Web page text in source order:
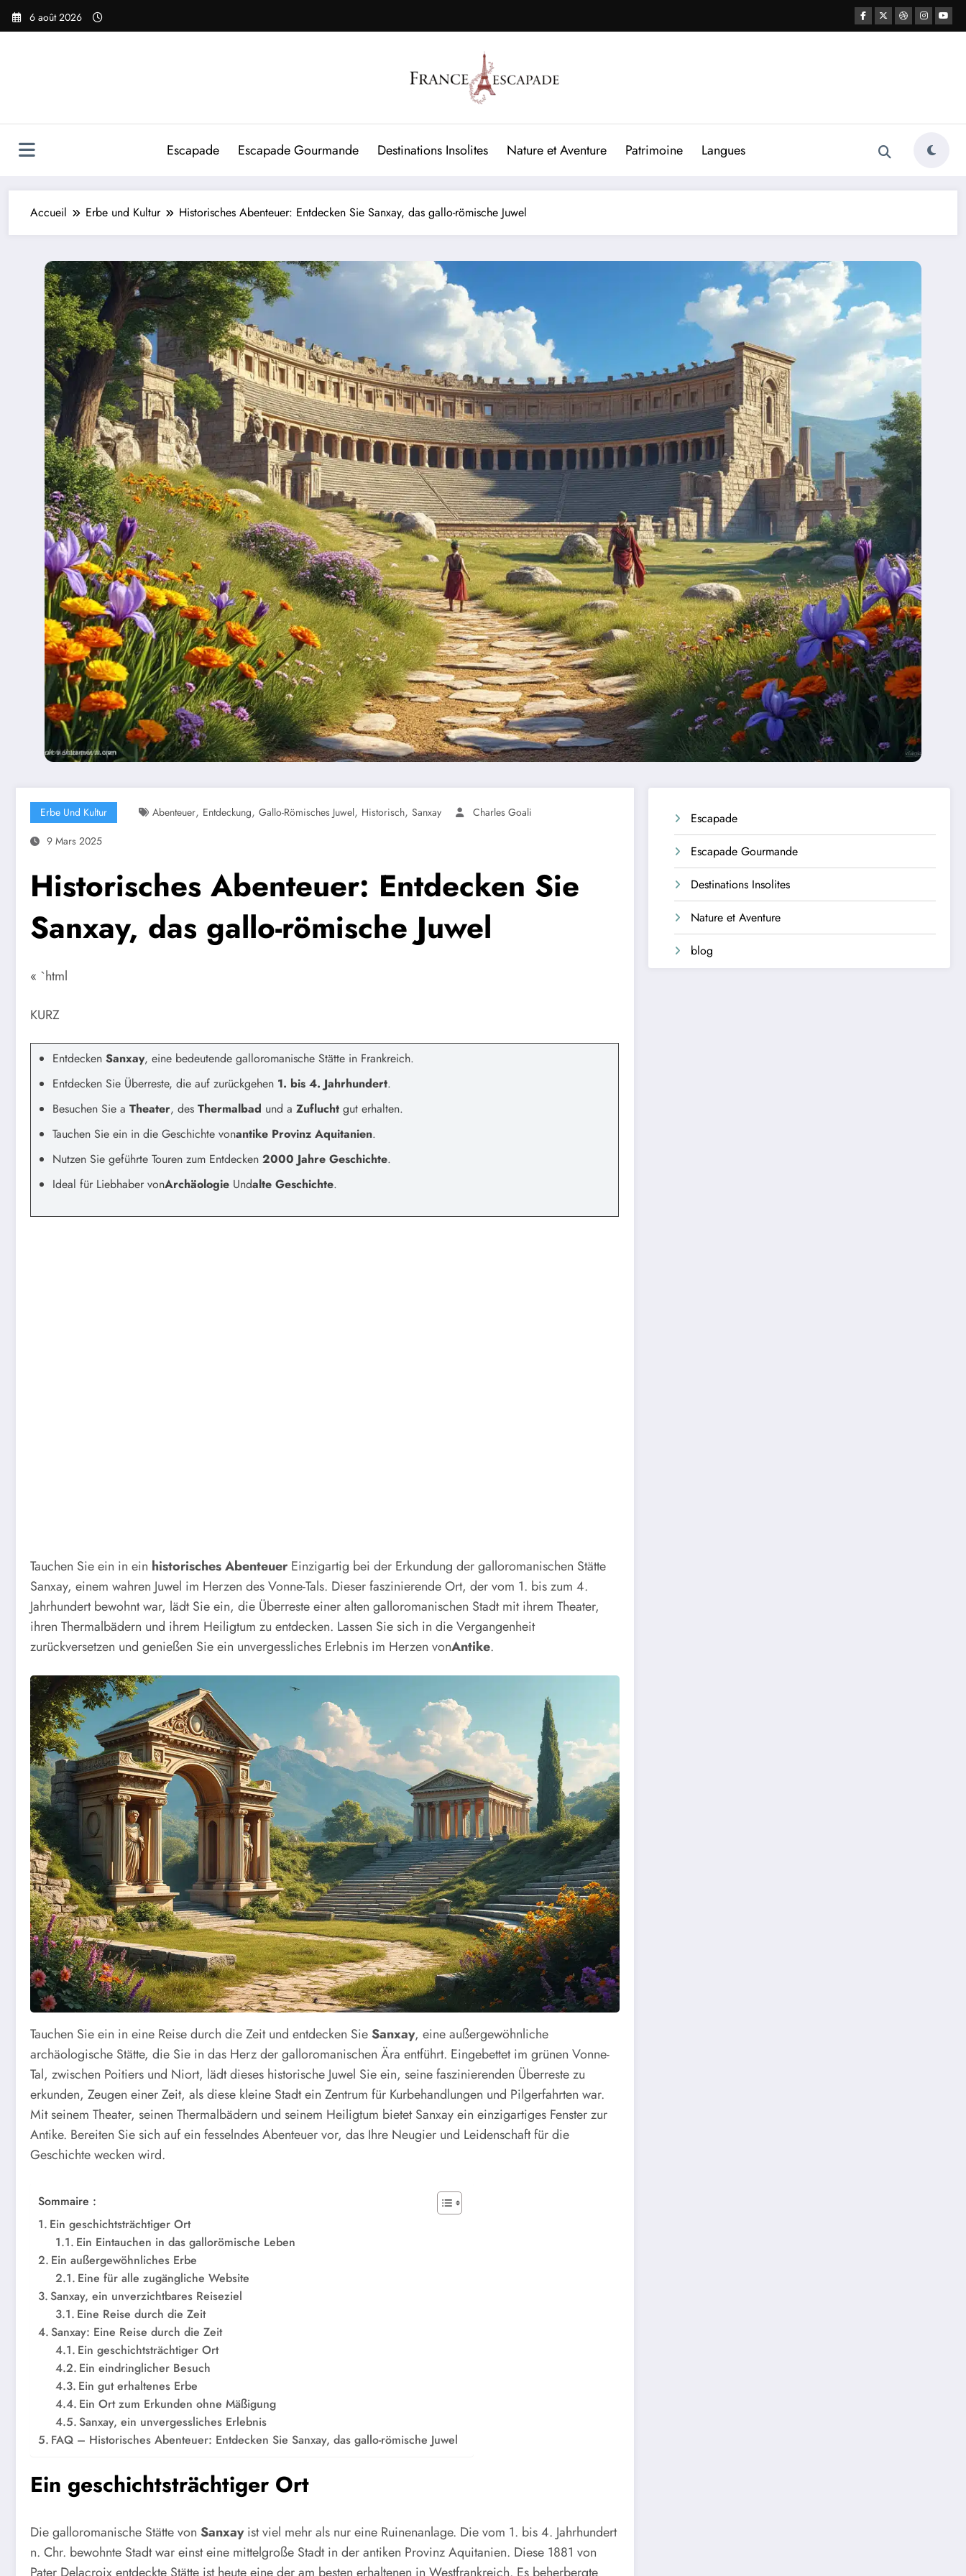
Aller
6 août 2026
Escapade Escapade Gourmande Destinations Insolites Nature et Aventure Patrimoine Langues
Accueil Erbe und Kultur Historisches Abenteuer: Entdecken Sie Sanxay, das gallo-römische Juwel
Erbe Und Kultur Abenteuer, Entdeckung, Gallo-Römisches Juwel, Historisch, Sanxay
Charles Goali
9 Mars 2025
Historisches Abenteuer: Entdecken Sie
Sanxay, das gallo-römische Juwel
« `html
KURZ
Entdecken Sanxay, eine bedeutende galloromanische Stätte in Frankreich.
Entdecken Sie Überreste, die auf zurückgehen 1. bis 4. Jahrhundert.
Besuchen Sie a Theater, des Thermalbad und a Zuflucht gut erhalten.
Tauchen Sie ein in die Geschichte vonantike Provinz Aquitanien.
Nutzen Sie geführte Touren zum Entdecken 2000 Jahre Geschichte.
Ideal für Liebhaber vonArchäologie Undalte Geschichte.
Tauchen Sie ein in ein historisches Abenteuer Einzigartig bei der Erkundung der galloromanischen Stätte
Sanxay, einem wahren Juwel im Herzen des Vonne-Tals. Dieser faszinierende Ort, der vom 1. bis zum 4.
Jahrhundert bewohnt war, lädt Sie ein, die Überreste einer alten galloromanischen Stadt mit ihrem Theater,
ihren Thermalbädern und ihrem Heiligtum zu entdecken. Lassen Sie sich in die Vergangenheit
zurückversetzen und genießen Sie ein unvergessliches Erlebnis im Herzen vonAntike.
Tauchen Sie ein in eine Reise durch die Zeit und entdecken SieSanxay, eine außergewöhnliche
archäologische Stätte, die Sie in das Herz der galloromanischen Ära entführt. Eingebettet im grünen Vonne-
Tal, zwischen Poitiers und Niort, lädt dieses historische Juwel Sie ein, seine faszinierenden Überreste zu
erkunden, Zeugen einer Zeit, als diese kleine Stadt ein Zentrum für Kurbehandlungen und Pilgerfahrten war.
Mit seinem Theater, seinen Thermalbädern und seinem Heiligtum bietet Sanxay ein einzigartiges Fenster zur
Antike. Bereiten Sie sich auf ein fesselndes Abenteuer vor, das Ihre Neugier und Leidenschaft für die
Geschichte wecken wird.
Sommaire :
Ein geschichtsträchtiger Ort
Ein Eintauchen in das gallorömische Leben
Ein außergewöhnliches Erbe
Eine für alle zugängliche Website
Sanxay, ein unverzichtbares Reiseziel
Eine Reise durch die Zeit
Sanxay: Eine Reise durch die Zeit
Ein geschichtsträchtiger Ort
Ein eindringlicher Besuch
Ein gut erhaltenes Erbe
Ein Ort zum Erkunden ohne Mäßigung
Sanxay, ein unvergessliches Erlebnis
FAQ – Historisches Abenteuer: Entdecken Sie Sanxay, das gallo-römische Juwel
Ein geschichtsträchtiger Ort
Die galloromanische Stätte von Sanxayist viel mehr als nur eine Ruinenanlage. Die vom 1. bis 4. Jahrhundert
n. Chr. bewohnte Stadt war einst eine mittelgroße Stadt in der antiken Provinz Aquitanien. Diese 1881 von
Escapade
Escapade Gourmande
Destinations Insolites
Nature et Aventure
blog